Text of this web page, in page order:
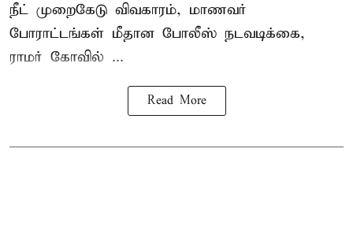
நீட் முறைகேடு விவகாரம், மாணவர்
போராட்டங்கள் மீதான போலீஸ் நடவடிக்கை,
ராமர் கோவில் ...
Read More